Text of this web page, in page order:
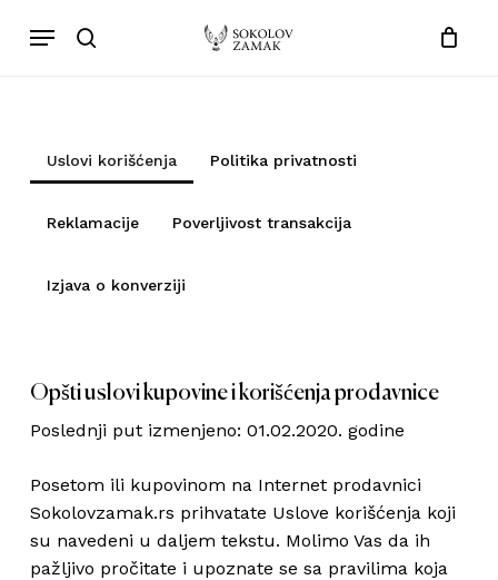
search
Menu
Cart Close
Uslovi korišćenja Politika privatnosti
Reklamacije Poverljivost transakcija
Izjava o konverziji
Opšti uslovi kupovine i korišćenja prodavnice
Poslednji put izmenjeno: 01.02.2020. godine
Posetom ili kupovinom na Internet prodavnici
Sokolovzamak.rs prihvatate Uslove korišćenja koji
su navedeni u daljem tekstu. Molimo Vas da ih
pažljivo pročitate i upoznate se sa pravilima koja